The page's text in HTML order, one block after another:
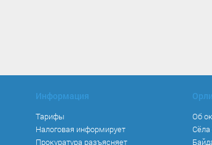
Информация
Тарифы
Налоговая информирует
Прокуратура разъясняет
Об
Сёла